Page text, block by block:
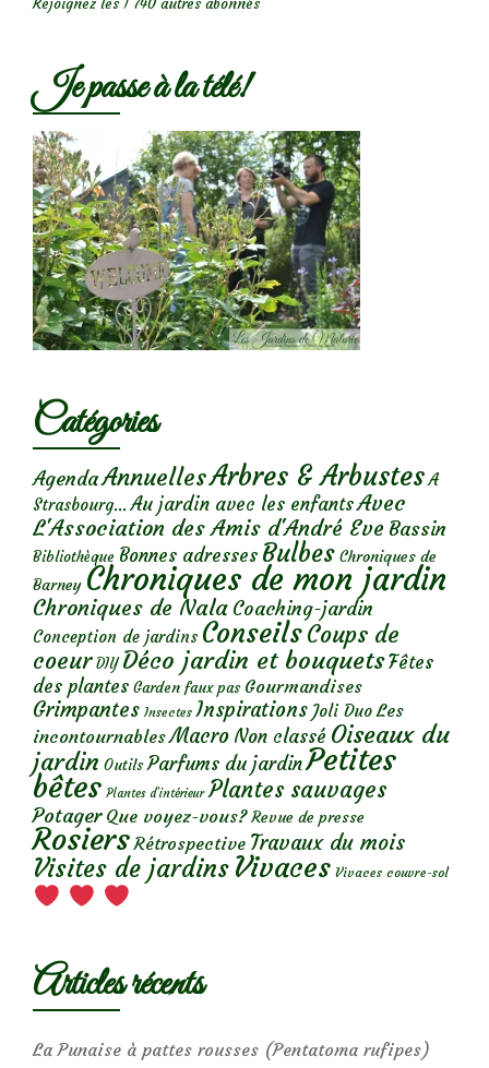
Rejoignez les 1 740 autres abonnés
Je passe à la télé!
Catégories
AgendaAnnuellesArbres & Arbustes A
Strasbourg... Au jardin avec les enfantsAvec
L'Association des Amis d'André Eve Bassin
Bibliothèque Bonnes adresses Bulbes Chroniques de
Barney Chroniques de mon jardin
Chroniques de Nala Coaching-jardin
Conception de jardins ConseilsCoups de
coeur DIY Déco jardin et bouquetsFêtes
des plantes Garden faux pas Gourmandises
Grimpantes Insectes Inspirations Joli Duo Les
incontournables Macro Non classé Oiseaux du
jardin Outils Parfums du jardinPetites
bêtes Plantes d’intérieur Plantes sauvages
Potager Que voyez-vous? Revue de presse
Rosiers Rétrospective Travaux du mois
Visites de jardins Vivaces Vivaces couvre-sol
Articles récents
La Punaise à pattes rousses (Pentatoma rufipes)